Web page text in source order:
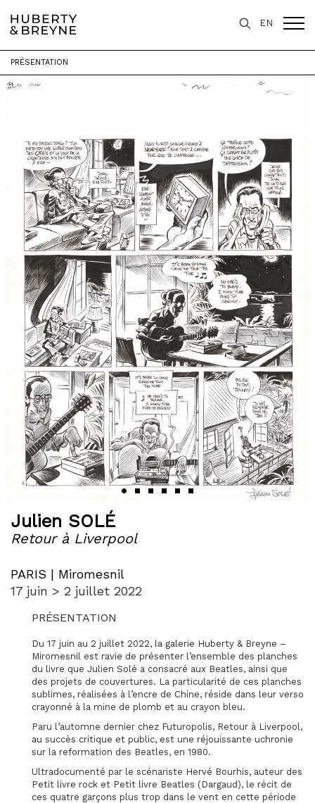
EN
Accueil > Expositions
Julien SOLÉ
Retour à Liverpool
PARIS | Miromesnil
17 juin > 2 juillet 2022
PRÉSENTATION
PRÉSENTATION
Du 17 juin au 2 juillet 2022, la galerie Huberty & Breyne –
Miromesnil est ravie de présenter l’ensemble des planches
du livre que Julien Solé a consacré aux Beatles, ainsi que
des projets de couvertures. La particularité de ces planches
sublimes, réalisées à l’encre de Chine, réside dans leur verso
crayonné à la mine de plomb et au crayon bleu.
Paru l’automne dernier chez Futuropolis, Retour à Liverpool,
au succès critique et public, est une réjouissante uchronie
sur la reformation des Beatles, en 1980.
Ultradocumenté par le scénariste Hervé Bourhis, auteur des
Petit livre rock et Petit livre Beatles (Dargaud), le récit de
ces quatre garçons plus trop dans le vent en cette période